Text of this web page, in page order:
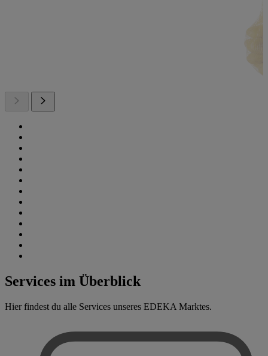
Services im Überblick
Hier findest du alle Services unseres EDEKA Marktes.